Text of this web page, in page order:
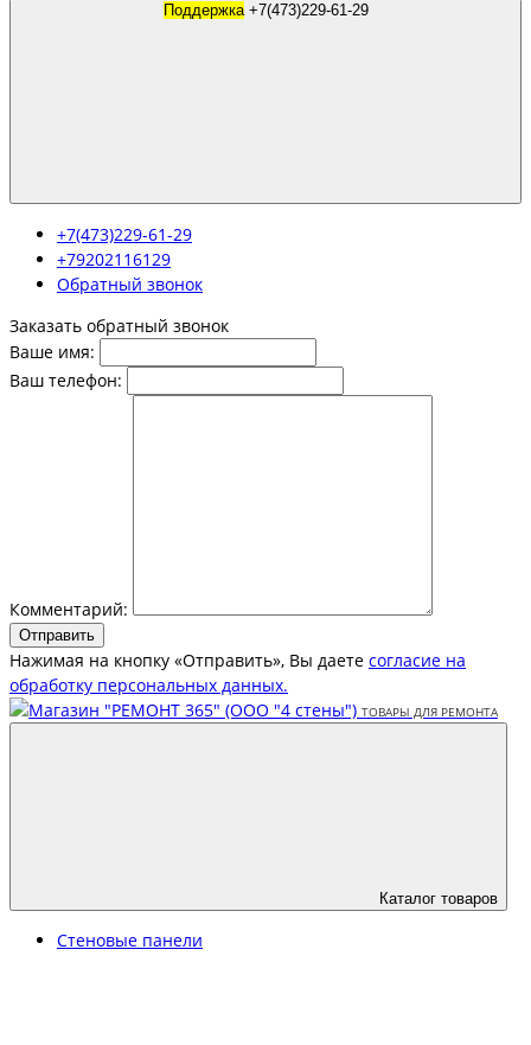
Поддержка +7(473)229-61-29
+7(473)229-61-29
+79202116129
Обратный звонок
Заказать обратный звонок
Ваше имя:
Ваш телефон:
Комментарий:
Отправить
Нажимая на кнопку «Отправить», Вы даете согласие на
обработку персональных данных.
Каталог товаров
Стеновые панели